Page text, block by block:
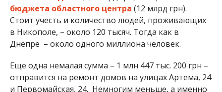
бюджета областного центра (12 млрд грн).
Стоит учесть и количество людей, проживающих
в Никополе, – около 120 тысяч. Тогда как в
Днепре – около одного миллиона человек.
Еще одна немалая сумма – 1 млн 447 тыс. 200 грн –
отправится на ремонт домов на улицах Артема, 24
и Первомайская, 24. Немногим меньше, а именно